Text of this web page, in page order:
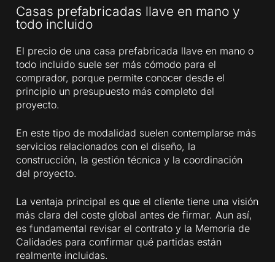
Casas prefabricadas llave en mano y
todo incluido
El precio de una casa prefabricada llave en mano o
todo incluido suele ser más cómodo para el
comprador, porque permite conocer desde el
principio un presupuesto más completo del
proyecto.
En este tipo de modalidad suelen contemplarse más
servicios relacionados con el diseño, la
construcción, la gestión técnica y la coordinación
del proyecto.
La ventaja principal es que el cliente tiene una visión
más clara del coste global antes de firmar. Aun así,
es fundamental revisar el contrato y la Memoria de
Calidades para confirmar qué partidas están
realmente incluidas.